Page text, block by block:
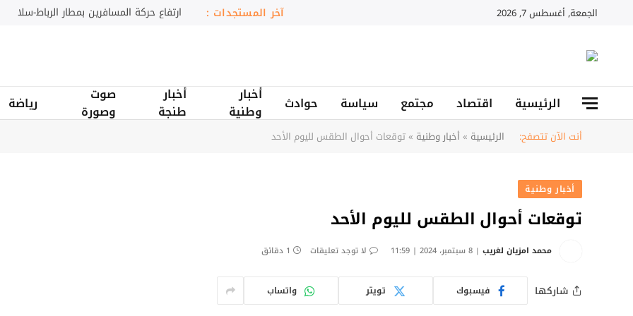
الجمعة, أغسطس 7, 2026 آخر المستجدات : المغرب يواجه جنوب إفريقيا بطموح المونديال
الرئيسية اقتصاد مجتمع سياسة حوادث
أخبار
وطنية
أخبار
طنجة
صوت
وصورة
رياضة
أنت الآن تتصفح: الرئيسية » أخبار وطنية »توقعات أحوال الطقس لليوم الأحد
أخبار وطنية
توقعات أحوال الطقس لليوم الأحد
محمد امزيان لغريب 8 سبتمبر، 2024 | 11:59 لا توجد تعليقات 1 دقائق
شاركها فيسبوك تويتر واتساب